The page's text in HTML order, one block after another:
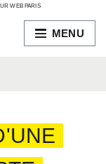
WEB PARIS
MENU